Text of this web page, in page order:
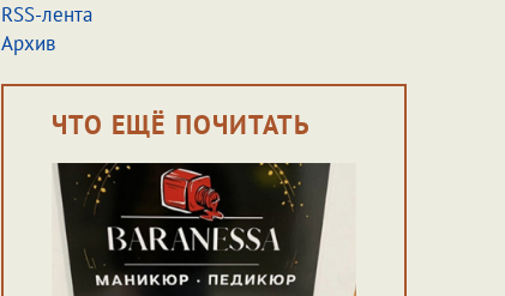
RSS-лента
Архив
ЧТО ЕЩЁ ПОЧИТАТЬ